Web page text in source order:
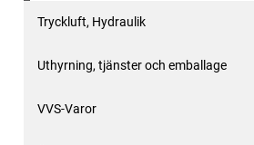
Tryckluft, Hydraulik
Uthyrning, tjänster och emballage
VVS-Varor